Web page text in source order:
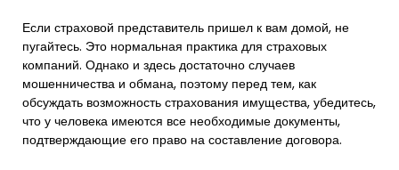
Если страховой представитель пришел к вам домой, не
пугайтесь. Это нормальная практика для страховых
компаний. Однако и здесь достаточно случаев
мошенничества и обмана, поэтому перед тем, как
обсуждать возможность страхования имущества, убедитесь,
что у человека имеются все необходимые документы,
подтверждающие его право на составление договора.